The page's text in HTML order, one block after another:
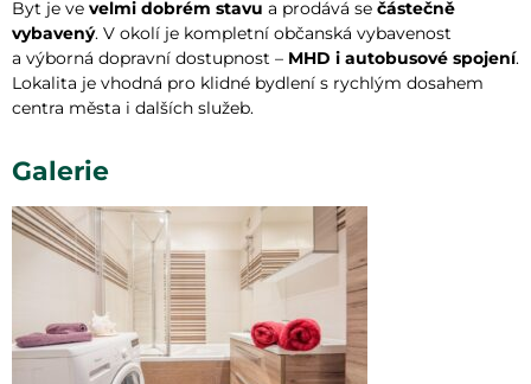
Byt je ve velmi dobrém stavu a prodává se částečně
vybavený. V okolí je kompletní občanská vybavenost
a výborná dopravní dostupnost – MHD i autobusové spojení.
Lokalita je vhodná pro klidné bydlení s rychlým dosahem
centra města i dalších služeb.
Galerie